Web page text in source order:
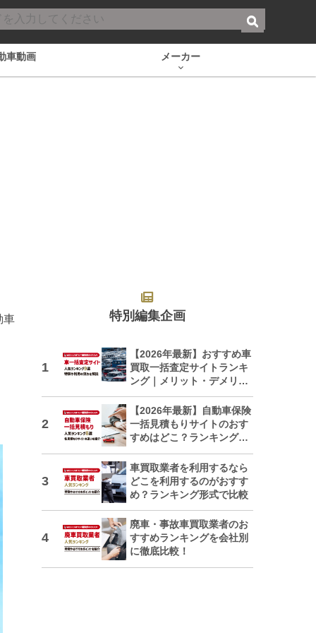
車動画 メーカー
車 特別編集企画
【2026年最新】おすすめ車
買取一括査定サイトランキ
ング｜メリット・デメリッ
トも解説
【2026年最新】自動車保険
一括見積もりサイトのおす
すめはどこ？ランキングで
車買取業者を利用するなら
どこを利用するのがおすす
め？ランキング形式で比較
廃車・事故車買取業者のお
すすめランキングを会社別
に徹底比較！